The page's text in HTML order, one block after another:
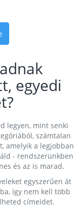
egyedi
legyen, mint senki
számtalan
amelyik a legjobban
- rendszerünkben
és az is marad.
egyszerűen át
így nem kell több
címeidet.